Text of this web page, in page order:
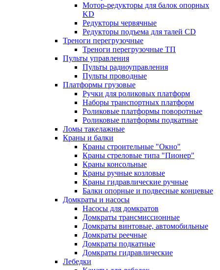
Мотор-редукторы для балок опорных
KD
Редукторы червячные
Редукторы подъема для талей CD
Треноги перегрузочные
Треноги перегрузочные ТП
Пульты управления
Пульты радиоуправления
Пульты проводные
Платформы грузовые
Ручки для роликовых платформ
Наборы транспортных платформ
Роликовые платформы поворотные
Роликовые платформы подкатные
Ломы такелажные
Краны и балки
Краны строительные "Окно"
Краны стреловые типа "Пионер"
Краны консольные
Краны ручные козловые
Краны гидравлические ручные
Балки опорные и подвесные концевые
Домкраты и насосы
Насосы для домкратов
Домкраты трансмиссионные
Домкраты винтовые, автомобильные
Домкраты реечные
Домкраты подкатные
Домкраты гидравлические
Лебедки